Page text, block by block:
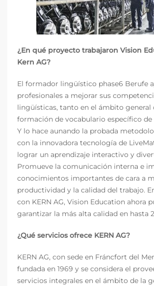
¿En qué proyecto trabajaron Vision
Kern AG?
El formador lingüístico phase6 Berufe
profesionales a mejorar sus
lingüísticas, tanto en el ámbito general
formación de vocabulario específico de
Y lo hace aunando la probada
con la innovadora tecnología de
lograr un aprendizaje interactivo y
Promueve la comunicación interna e
conocimientos importantes de cara a
productividad y la calidad del trabajo.
con KERN AG, Vision Education ahora
garantizar la más alta calidad en hasta
¿Qué servicios ofrece KERN AG?
KERN AG, con sede en Fráncfort del
fundada en 1969 y se considera el
servicios integrales en el ámbito de la